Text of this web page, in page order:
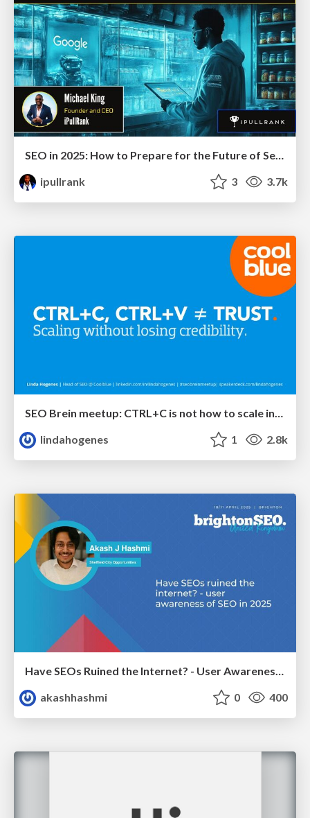
ipullrank
3 3.7k
SEO Brein meetup: CTRL+C is not how to scale international SEO
lindahogenes
1 2.8k
Have SEOs Ruined the Internet? - User Awareness of SEO in 2025
akashhashmi
0 400